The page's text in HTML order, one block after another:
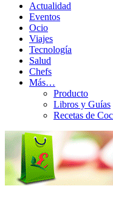
Actualidad
Eventos
Ocio
Viajes
Tecnología
Salud
Chefs
Más…
Producto
Libros y Guías
Recetas de